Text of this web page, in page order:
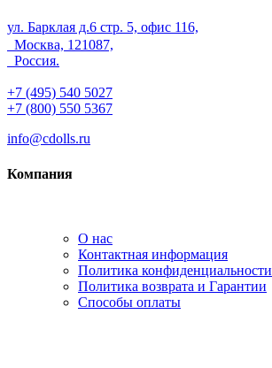
ул. Барклая д.6 стр. 5, офис 116,
Москва, 121087,
Россия.
+7 (495) 540 5027
+7 (800) 550 5367
info@cdolls.ru
Компания
О нас
Контактная информация
Политика конфиденциальности
Политика возврата и Гарантии
Способы оплаты